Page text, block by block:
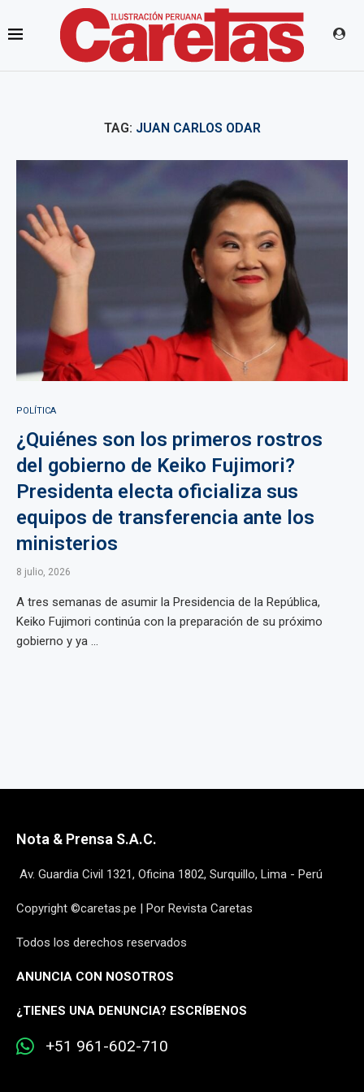
TAG: JUAN CARLOS ODAR
POLÍTICA
¿Quiénes son los primeros rostros
del gobierno de Keiko Fujimori?
Presidenta electa oficializa sus
equipos de transferencia ante los
ministerios
8 julio, 2026
A tres semanas de asumir la Presidencia de la República,
Keiko Fujimori continúa con la preparación de su próximo
gobierno y ya ...
Nota & Prensa S.A.C.
Av. Guardia Civil 1321, Oficina 1802, Surquillo, Lima - Perú
Copyright ©caretas.pe | Por Revista Caretas
Todos los derechos reservados
ANUNCIA CON NOSOTROS
¿TIENES UNA DENUNCIA? ESCRÍBENOS
+51 961-602-710